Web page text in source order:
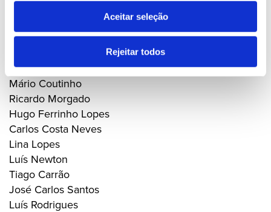
Aceitar seleção
Rejeitar todos
Luís Gavinhos
Rodrigo Gonçalves
João Lopes Gonçalves
José Alfredo Oliveira
Mário Coutinho
Ricardo Morgado
Hugo Ferrinho Lopes
Carlos Costa Neves
Lina Lopes
Luís Newton
Tiago Carrão
José Carlos Santos
Luís Rodrigues